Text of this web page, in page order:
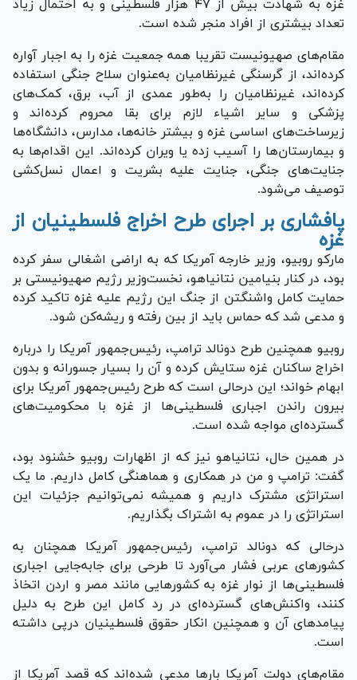
غزه به شهادت بیش از ۴۷ هزار فلسطینی و به احتمال زیاد
تعداد بیشتری از افراد منجر شده است.
مقام‌های صهیونیست تقریبا همه جمعیت غزه را به اجبار آواره
کرده‌اند، از گرسنگی غیرنظامیان به‌عنوان سلاح جنگی استفاده
کرده‌اند، غیرنظامیان را به‌طور عمدی از آب، برق، کمک‌های
پزشکی و سایر اشیاء لازم برای بقا محروم کرده‌اند و
زیرساخت‌های اساسی غزه و بیشتر خانه‌ها، مدارس، دانشگاه‌ها
و بیمارستان‌ها را آسیب زده یا ویران کرده‌اند. این اقدام‌ها به
جنایت‌های جنگی، جنایت علیه بشریت و اعمال نسل‌کشی
توصیف می‌شود.
پافشاری بر اجرای طرح اخراج فلسطینیان از
غزه
مارکو روبیو، وزیر خارجه آمریکا که به اراضی اشغالی سفر کرده
بود، در کنار بنیامین نتانیاهو، نخست‌وزیر رژیم صهیونیستی بر
حمایت کامل واشنگتن از جنگ این رژیم علیه غزه تاکید کرده
و مدعی شد که حماس باید از بین رفته و ریشه‌کن شود.
روبیو همچنین طرح دونالد ترامپ، رئیس‌جمهور آمریکا را درباره
اخراج ساکنان غزه ستایش کرده و آن را بسیار جسورانه و بدون
ابهام خواند؛ این درحالی است که طرح رئیس‌جمهور آمریکا برای
بیرون راندن اجباری فلسطینی‌ها از غزه با محکومیت‌های
گسترده‌ای مواجه شده است.
در همین حال، نتانیاهو نیز که از اظهارات روبیو خشنود بود،
گفت: ترامپ و من در همکاری و هماهنگی کامل داریم. ما یک
استراتژی مشترک داریم و همیشه نمی‌توانیم جزئیات این
استراتژی را در عموم به اشتراک بگذاریم.
درحالی که دونالد ترامپ، رئیس‌جمهور آمریکا همچنان به
کشور‌های عربی فشار می‌آورد تا طرحی برای جابه‌جایی اجباری
فلسطینی‌ها از نوار غزه به کشور‌هایی مانند مصر و اردن اتخاذ
کنند، واکنش‌های گسترده‌ای در رد کامل این طرح به دلیل
پیامد‌های آن و همچنین انکار حقوق فلسطینیان درپی داشته
است.
مقام‌های دولت آمریکا بار‌ها مدعی شده‌اند که قصد آمریکا از